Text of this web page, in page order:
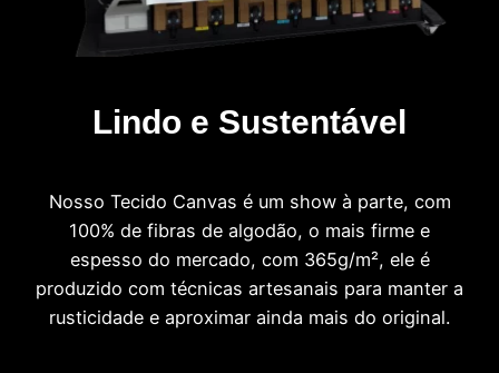
Lindo e Sustentável
Nosso Tecido Canvas é um show à parte, com
100% de fibras de algodão, o mais firme e
espesso do mercado, com 365g/m², ele é
produzido com técnicas artesanais para manter a
rusticidade e aproximar ainda mais do original.